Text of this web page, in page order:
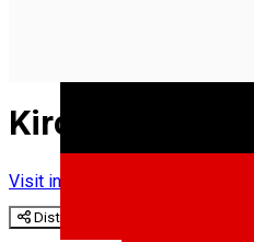
Kirchenburg
Visit in Sibiu County
Distribuie